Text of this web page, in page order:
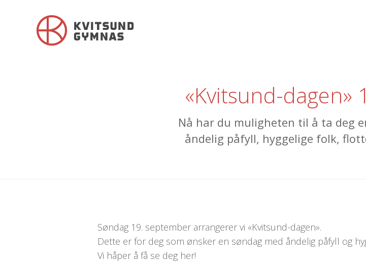
«Kvitsund-dagen»
Nå har du muligheten til å ta deg
åndelig påfyll, hyggelige folk,
Søndag 19. september arrangerer vi «Kvitsund-dagen».
Dette er for deg som ønsker en søndag med åndelig påfyll og
Vi håper å få se deg her!